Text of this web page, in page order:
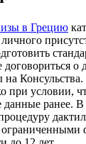
в Грецию
договориться о
на
при условии,
данные ранее.